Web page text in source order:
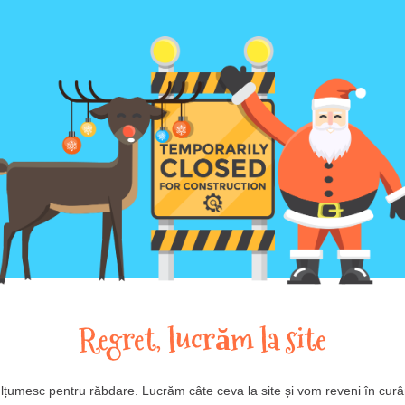
Regret, lucrăm la site
pentru răbdare. Lucrăm câte ceva la site și vom reveni în